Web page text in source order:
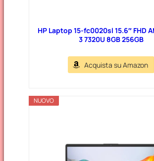
HP Laptop 15-fc0020sl 15.6″ FHD
3 7320U 8GB 256GB
Acquista su Amazon
NUOVO